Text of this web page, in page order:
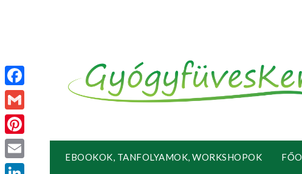
EBOOKOK, TANFOLYAMOK, WORKSHOPOK
Facebook
Gmail
Pinterest
Email